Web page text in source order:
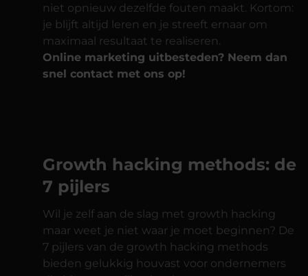
niet opnieuw dezelfde fouten maakt. Kortom:
je blijft altijd leren en je streeft ernaar om
maximaal resultaat te realiseren.
Online marketing uitbesteden? Neem dan
snel contact met ons op!
Growth hacking methods: de
7 pijlers
Wil je zelf aan de slag met growth hacking
maar weet je niet waar je moet beginnen? De
7 pijlers van de growth hacking methods
bieden gelukkig houvast voor ondernemers